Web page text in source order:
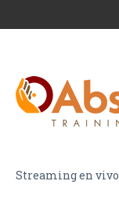
Streaming en vivo